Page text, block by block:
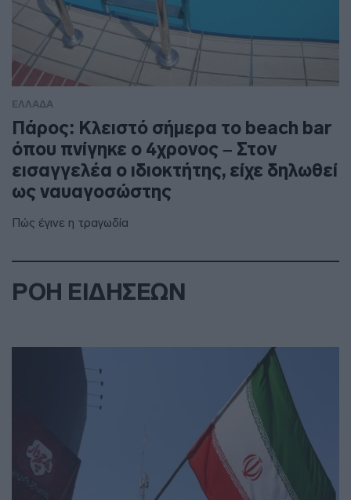
ΕΛΛΑΔΑ
Πάρος: Κλειστό σήμερα το beach bar
όπου πνίγηκε ο 4χρονος – Στον
εισαγγελέα ο ιδιοκτήτης, είχε δηλωθεί
ως ναυαγοσώστης
Πώς έγινε η τραγωδία
ΡΟΗ ΕΙΔΗΣΕΩΝ